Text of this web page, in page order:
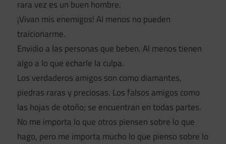
rara vez es un buen hombre.
¡Vivan mis enemigos! Al menos no pueden
traicionarme.
Envidio a las personas que beben. Al menos tienen
algo a lo que echarle la culpa.
Los verdaderos amigos son como diamantes,
piedras raras y preciosas. Los falsos amigos como
las hojas de otoño; se encuentran en todas partes.
No me importa lo que otros piensen sobre lo que
hago, pero me importa mucho lo que pienso sobre lo